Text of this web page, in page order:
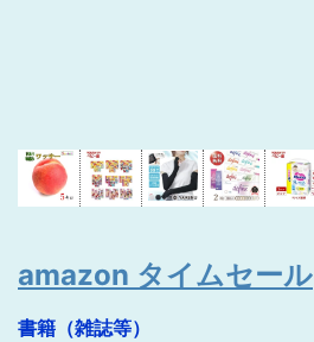
amazon タイムセール
書籍（雑誌等）